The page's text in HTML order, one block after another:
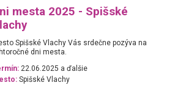
mesta 2025 - Spišské
Spišské Vlachy Vás srdečne pozýva na
dni mesta.
22.06.2025 a ďalšie
Spišské Vlachy